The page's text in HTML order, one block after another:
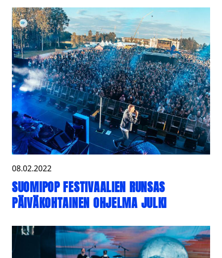
08.02.2022
SUOMIPOP FESTIVAALIEN RUNSAS
PÄIVÄKOHTAINEN OHJELMA JULKI